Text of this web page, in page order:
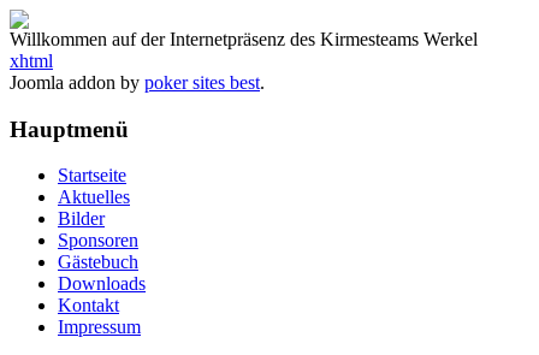
Willkommen auf der Internetpräsenz des Kirmesteams Werkel
xhtml
Joomla addon by poker sites best.
Hauptmenü
Startseite
Aktuelles
Bilder
Sponsoren
Gästebuch
Downloads
Kontakt
Impressum